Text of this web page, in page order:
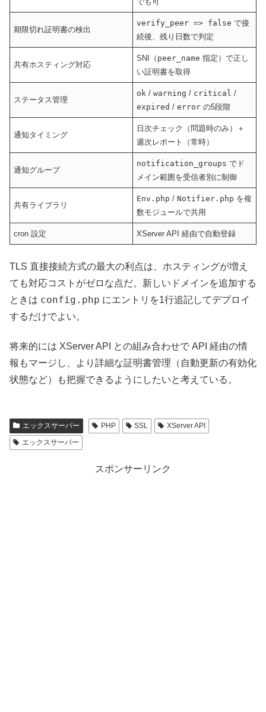
期限切れ証明書の検出
verify_peer => false で接
続後、残り日数で判定
共有ホスティング対応
SNI（ peer_name 指定）で正し
い証明書を取得
ステータス管理
ok /warning / critical /
expired /error の5段階
通知タイミング
日次チェック（問題時のみ）＋
週次レポート（常時）
通知グループ
notification_groups でド
メイン範囲を受信者別に制御
共有ライブラリ
Env.php /Notifier.php を複
数モジュールで共用
cron 設定 XServer API 経由で自動登録
TLS 直接接続方式の最大の利点は、ホスティングが増え
ても対応コストがゼロな点だ。新しいドメインを追加する
ときは config.php にエントリを1行追記してデプロイ
するだけでよい。
将来的には XServer API との組み合わせで API 経由の情
報もマージし、より詳細な証明書管理（自動更新の有効化
状態など）も把握できるようにしたいと考えている。
エックスサーバー PHP SSL
XServer API
エックスサーバー
スポンサーリンク